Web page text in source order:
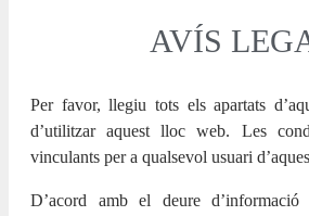
AVÍS
Per favor, llegiu tots els apartats
d’utilitzar aquest lloc web. Les
vinculants per a qualsevol usuari
D’acord amb el deure